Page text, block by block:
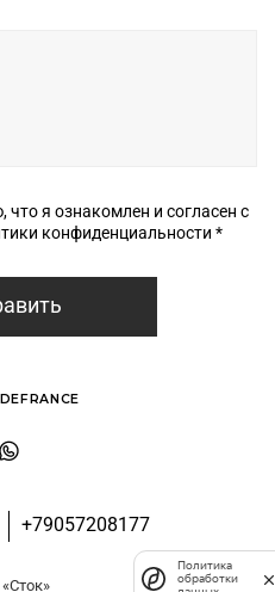
я ознакомлен и согласен с
условиями оферты и политики конфиденциальности *
+79057208177
Политика
обработки